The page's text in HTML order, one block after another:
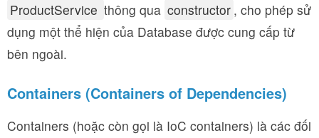
ProductService thông qua constructor , cho phép sử
dụng một thể hiện của Database được cung cấp từ
bên ngoài.
Containers (Containers of Dependencies)
Containers (hoặc còn gọi là IoC containers) là các đối